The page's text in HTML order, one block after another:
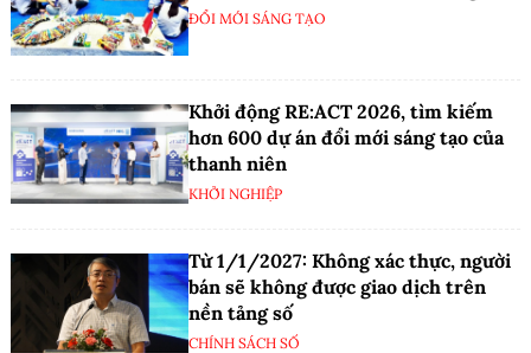
ĐỔI MỚI SÁNG TẠO
Khởi động RE:ACT 2026, tìm kiếm
hơn 600 dự án đổi mới sáng tạo của
thanh niên
KHỞI NGHIỆP
Từ 1/1/2027: Không xác thực, người
bán sẽ không được giao dịch trên
nền tảng số
CHÍNH SÁCH SỐ